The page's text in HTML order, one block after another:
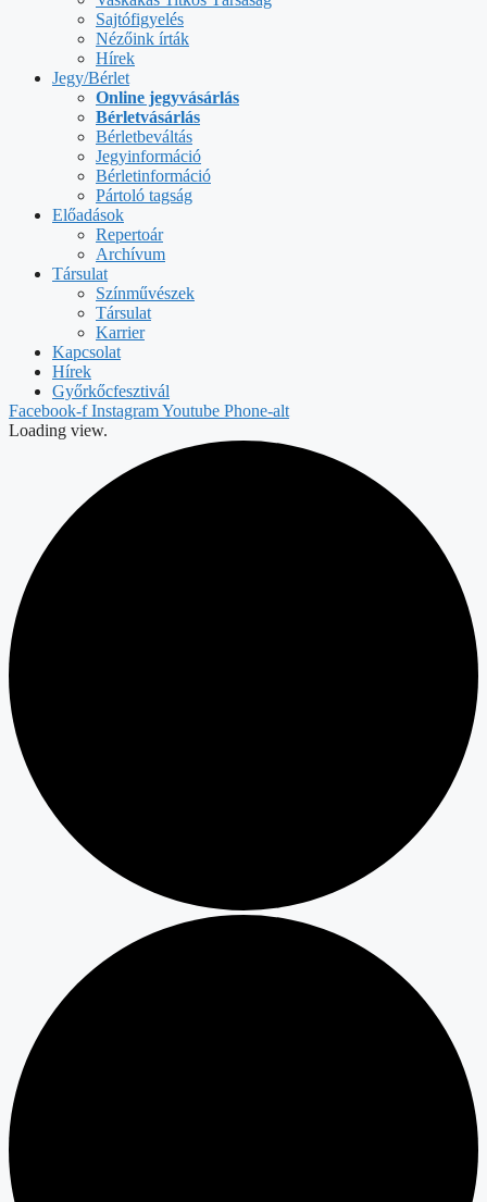
Sajtófigyelés
Nézőink írták
Hírek
Jegy/Bérlet
Online jegyvásárlás
Bérletvásárlás
Bérletbeváltás
Jegyinformáció
Bérletinformáció
Pártoló tagság
Előadások
Repertoár
Archívum
Társulat
Színművészek
Társulat
Karrier
Kapcsolat
Hírek
Győrkőcfesztivál
Facebook-f InstagramYoutube Phone-alt
Loading view.